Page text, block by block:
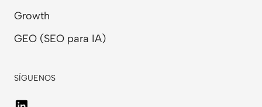
Growth
GEO (SEO para IA)
SÍGUENOS